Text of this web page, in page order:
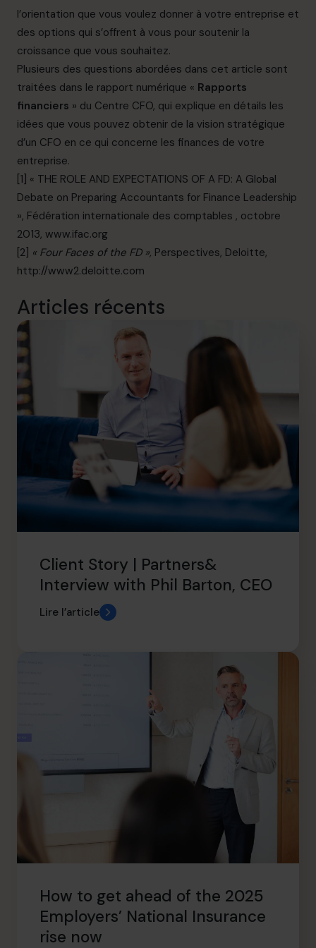
l’orientation que vous voulez donner à votre entreprise et
des options qui s’offrent à vous pour soutenir la
croissance que vous souhaitez.
Plusieurs des questions abordées dans cet article sont
traitées dans le rapport numérique « Rapports
financiers » du Centre CFO, qui explique en détails les
idées que vous pouvez obtenir de la vision stratégique
d’un CFO en ce qui concerne les finances de votre
entreprise.
[1] « THE ROLE AND EXPECTATIONS OF A FD: A Global
Debate on Preparing Accountants for Finance Leadership
», Fédération internationale des comptables , octobre
2013, www.ifac.org
[2] « Four Faces of the FD », Perspectives, Deloitte,
http://www2.deloitte.com
Articles récents
Client Story | Partners&
Interview with Phil Barton, CEO
Lire l’article
How to get ahead of the 2025
Employers’ National Insurance
rise now